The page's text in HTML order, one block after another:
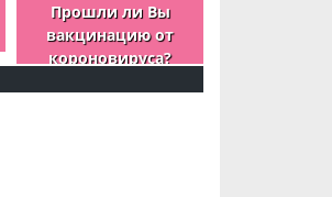
Прошли ли Вы
вакцинацию от
короновируса?